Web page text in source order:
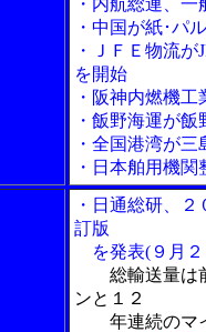
・内航総連、
・中国が紙･パ
・ＪＦＥ物流
を開始
・阪神内燃機
・飯野海運が
・全国港湾が
・日本舶用機
・日通総研、
訂版
を発表(９月２
総輸送量は
ンと１２
年連続のマ